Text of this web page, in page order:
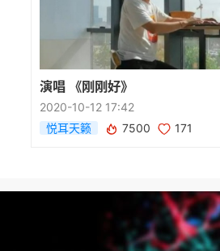
演唱 《刚刚好》
2020-10-12 17:42
悦耳天籁
7500 171